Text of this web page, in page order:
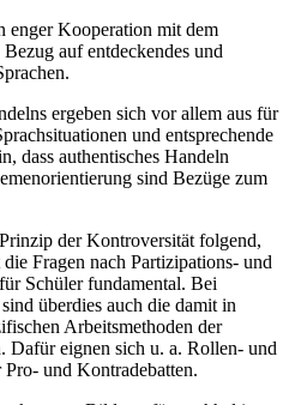
enger Kooperation mit dem
auf entdeckendes und
ergeben sich vor allem aus für
und entsprechende
dass authentisches Handeln
sind Bezüge zum
der Kontroversität folgend,
Fragen nach Partizipations- und
Schüler fundamental. Bei
überdies auch die damit in
Arbeitsmethoden der
Dafür eignen sich u. a. Rollen- und
Pro- und Kontradebatten.